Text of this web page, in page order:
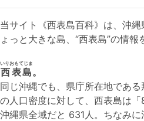
当サイト《西表島百科》は、沖
ょっと大きな島、“西表島”の情報
西表島
いりおもてじま
。
同じ沖縄でも、県庁所在地である
の人口密度に対して、西表島は「
沖縄県全域だと 631人。ちなみに